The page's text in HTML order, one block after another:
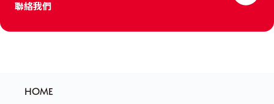
聯絡我們
HOME